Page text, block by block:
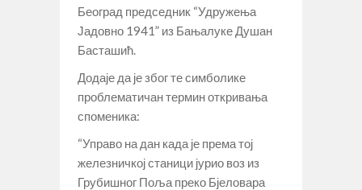
Београд председник “Удружења
Јадовно 1941” из Бањалуке Душан
Басташић.
Додаје да је због те симболике
проблематичан термин откривања
споменика:
“Управо на дан када је према тој
железничкој станици јурио воз из
Грубишног Поља преко Бјеловара